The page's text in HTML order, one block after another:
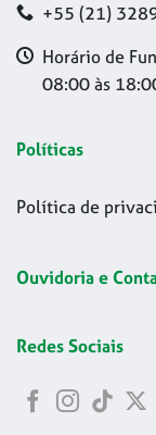
+55 (21)
Horário de
08:00 às
Políticas
Política de
Ouvidoria e
Redes Sociais